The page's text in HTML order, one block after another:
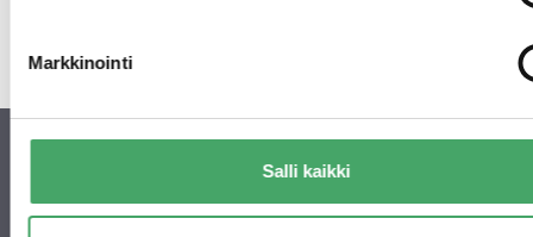
Markkinointi
Salli kaikki
© 2026 Juuri Partners